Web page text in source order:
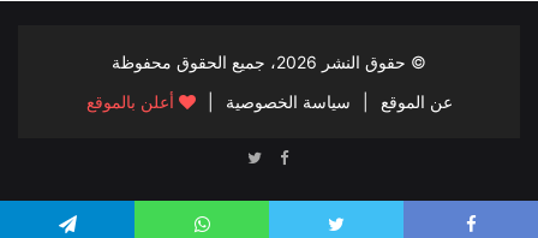
© حقوق النشر 2026، جميع الحقوق محفوظة
عن الموقع
سياسة الخصوصية أعلن بالموقع